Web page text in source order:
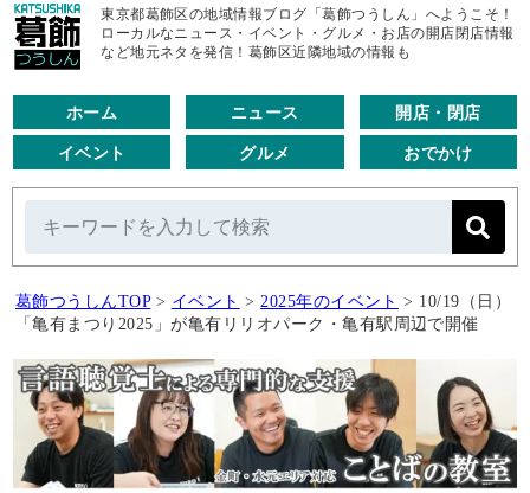
東京都葛飾区の地域情報ブログ「葛飾つうしん」へようこそ！
ローカルなニュース・イベント・グルメ・お店の開店閉店情報
など地元ネタを発信！葛飾区近隣地域の情報も
ホーム ニュース 開店・閉店
イベント グルメ おでかけ
葛飾つうしんTOP > イベント > 2025年のイベント > 10/19（日）
「亀有まつり2025」が亀有リリオパーク・亀有駅周辺で開催